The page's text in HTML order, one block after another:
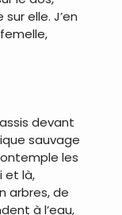
elle. J’en
devant
sauvage
les
et là,
arbres, de
à l’eau,